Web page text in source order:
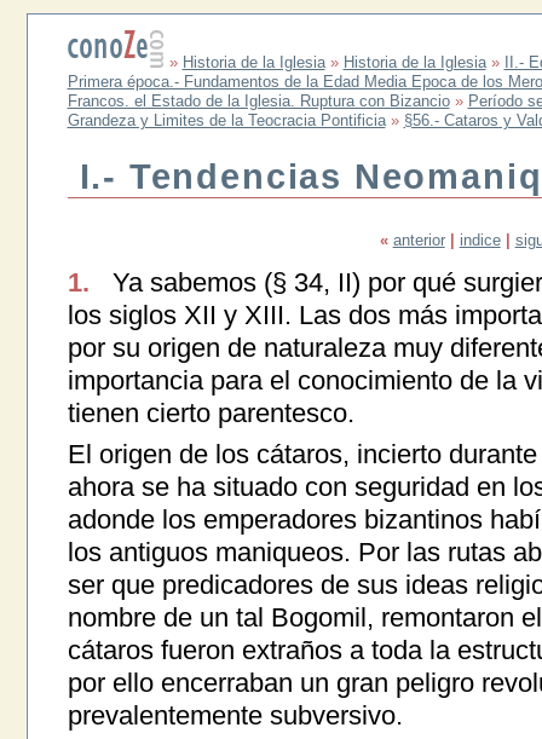
» Historia de la Iglesia» Historia de la Iglesia»
II.-
Primera época.- Fundamentos de la Edad Media Epoca de los
Francos. el Estado de la Iglesia. Ruptura con Bizancio» Período
Grandeza y Limites de la Teocracia Pontificia» §56.- Cataros y
I.- Tendencias
« anterior indice
1.
Ya sabemos (§ 34, II) por qué
los siglos XII y XIII. Las dos más
por su origen de naturaleza muy
importancia para el conocimiento de la
tienen cierto parentesco.
El origen de los cátaros, incierto
ahora se ha situado con seguridad en
adonde los emperadores bizantinos
los antiguos maniqueos. Por las rutas
ser que predicadores de sus ideas
nombre de un tal Bogomil, remontaron
cátaros fueron extraños a toda la
por ello encerraban un gran peligro
prevalentemente subversivo.